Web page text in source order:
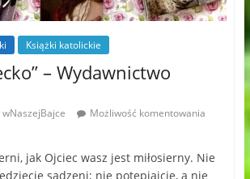
Książki katolickie
– Wydawnictwo
wNaszejBajce
Możliwość komentowania
jak Ojciec wasz jest miłosierny. Nie
sądzeni; nie potępiajcie, a nie